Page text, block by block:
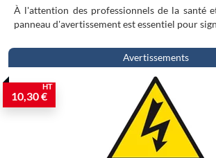
À l'attention des professionnels de la santé
panneau d'avertissement est essentiel pour
Avertissements
10,30 €
HT